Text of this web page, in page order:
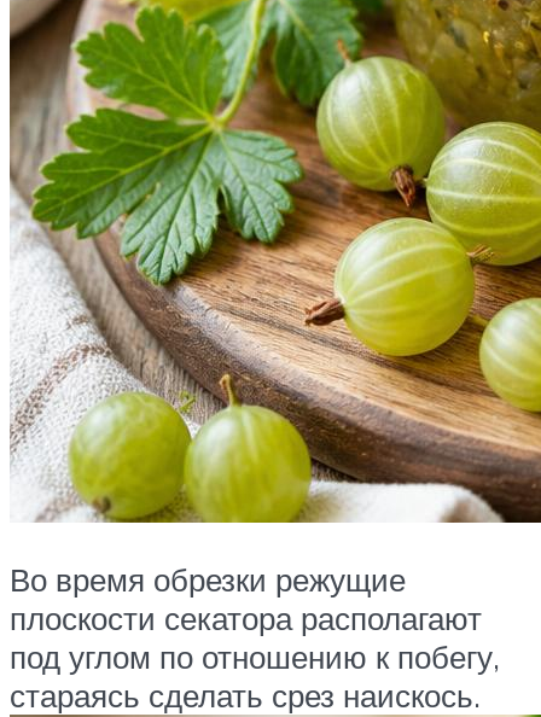
Во время обрезки режущие
плоскости секатора располагают
под углом по отношению к побегу,
стараясь сделать срез наискось.